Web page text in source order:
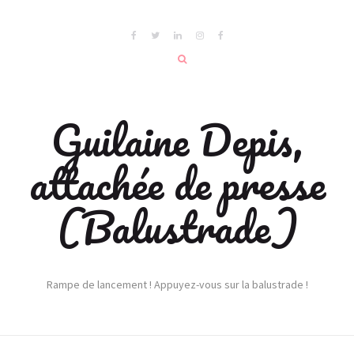
Guilaine Depis,
attachée de presse
(Balustrade)
Rampe de lancement ! Appuyez-vous sur la balustrade !